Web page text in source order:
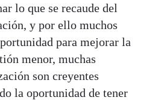
lo que se recaude del
y por ello muchos
para mejorar la
menor, muchas
son creyentes
la oportunidad de tener